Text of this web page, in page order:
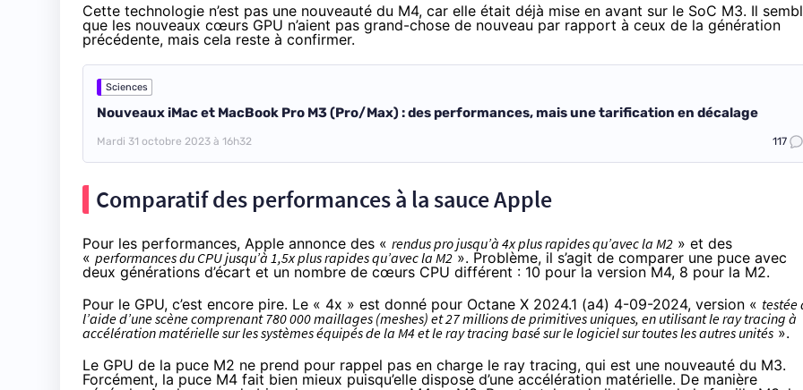
Cette technologie n’est pas une nouveauté du M4, car elle était déjà mise en avant sur le SoC M3. Il
que les nouveaux cœurs GPU n’aient pas grand-chose de nouveau par rapport à ceux de la génération
précédente, mais cela reste à confirmer.
Sciences
Nouveaux iMac et MacBook Pro M3 (Pro/Max) : des performances, mais une tarification en décalage
Mardi 31 octobre 2023 à 16h32 117
Comparatif des performances à la sauce Apple
Pour les performances, Apple annonce des « rendus pro jusqu’à 4x plus rapides qu’avec la M2 » et des
« performances du CPU jusqu’à 1,5x plus rapides qu’avec la M2». Problème, il s’agit de comparer une puce avec
deux générations d’écart et un nombre de cœurs CPU différent : 10 pour la version M4, 8 pour la M2.
Pour le GPU, c’est encore pire. Le « 4x » est donné pour Octane X 2024.1 (a4) 4-09-2024, version « testée
l’aide d’une scène comprenant 780 000 maillages (meshes) et 27 millions de primitives uniques, en utilisant le ray tracing à
accélération matérielle sur les systèmes équipés de la M4 et le ray tracing basé sur le logiciel sur toutes les autres unités ».
Le GPU de la puce M2 ne prend pour rappel pas en charge le ray tracing, qui est une nouveauté du M3.
Forcément, la puce M4 fait bien mieux puisqu’elle dispose d’une accélération matérielle. De manière